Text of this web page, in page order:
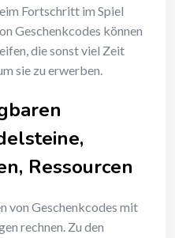
Fortschritt im Spiel
Geschenkcodes können
die sonst viel Zeit
sie zu erwerben.
Ressourcen
von Geschenkcodes mit
rechnen. Zu den